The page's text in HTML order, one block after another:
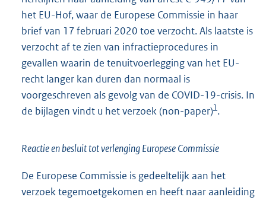
het EU-Hof, waar de Europese Commissie in haar
brief van 17 februari 2020 toe verzocht. Als laatste is
verzocht af te zien van infractieprocedures in
gevallen waarin de tenuitvoerlegging van het EU-
recht langer kan duren dan normaal is
voorgeschreven als gevolg van de COVID-19-crisis. In
de bijlagen vindt u het verzoek (non-paper)1.
Reactie en besluit tot verlenging Europese Commissie
De Europese Commissie is gedeeltelijk aan het
verzoek tegemoetgekomen en heeft naar aanleiding